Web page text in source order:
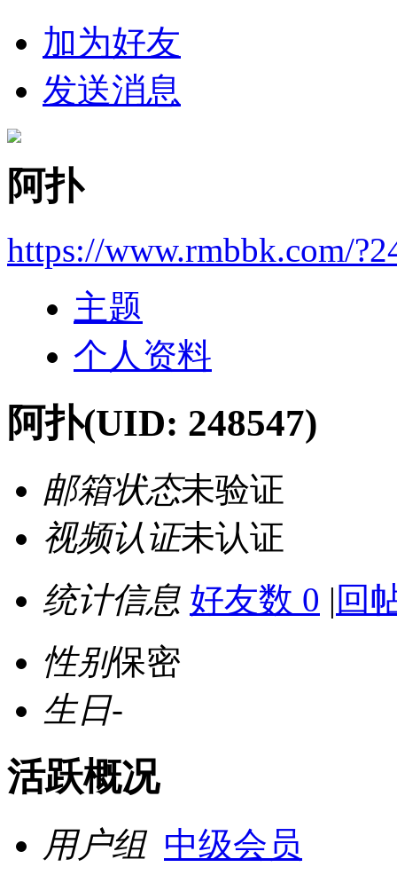
加为好友
发送消息
阿扑
https://www.rmbbk.com/
主题
个人资料
阿扑(UID: 248547)
邮箱状态未验证
视频认证未认证
统计信息 好友数 0 | 回
性别保密
生日-
活跃概况
用户组 中级会员